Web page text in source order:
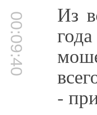
00:09:40 Из
-